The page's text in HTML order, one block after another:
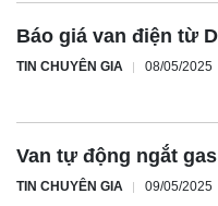
Báo giá van điện từ
TIN CHUYÊN GIA 08/05/2025
Van tự động ngắt gas
TIN CHUYÊN GIA 09/05/2025